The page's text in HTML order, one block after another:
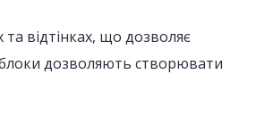
та відтінках, що дозволяє
блоки дозволяють створювати